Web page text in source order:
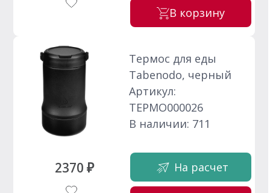
В корзину
2370 ₽
Термос для еды
Tabenodo, черный
Артикул:
ТЕРМО000026
В наличии: 711
На расчет